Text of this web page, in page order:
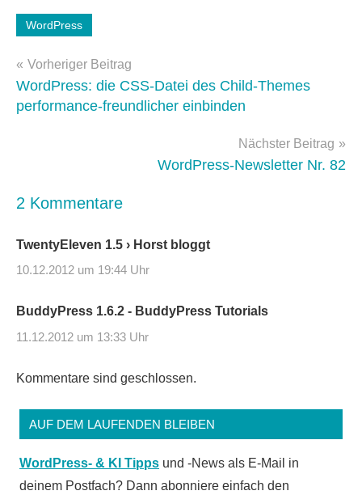
Schlagwörter:
3.5
WordPress
Beitragsnavigation
Vorheriger Beitrag
WordPress: die CSS-Datei des Child-Themes
performance-freundlicher einbinden
Nächster Beitrag
WordPress-Newsletter Nr. 82
2 Kommentare
TwentyEleven 1.5 › Horst bloggt
10.12.2012 um 19:44 Uhr
BuddyPress 1.6.2 - BuddyPress Tutorials
11.12.2012 um 13:33 Uhr
Kommentare sind geschlossen.
AUF DEM LAUFENDEN BLEIBEN
WordPress- & KI Tipps und -News als E-Mail in
deinem Postfach? Dann abonniere einfach den